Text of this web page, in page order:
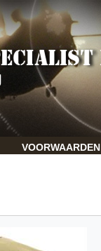
VOORWAARDEN